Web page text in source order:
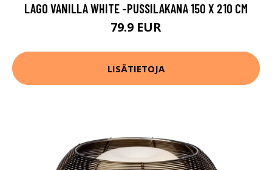
LAGO VANILLA WHITE -PUSSILAKANA 150 X 210 CM
79.9 EUR
LISÄTIETOJA